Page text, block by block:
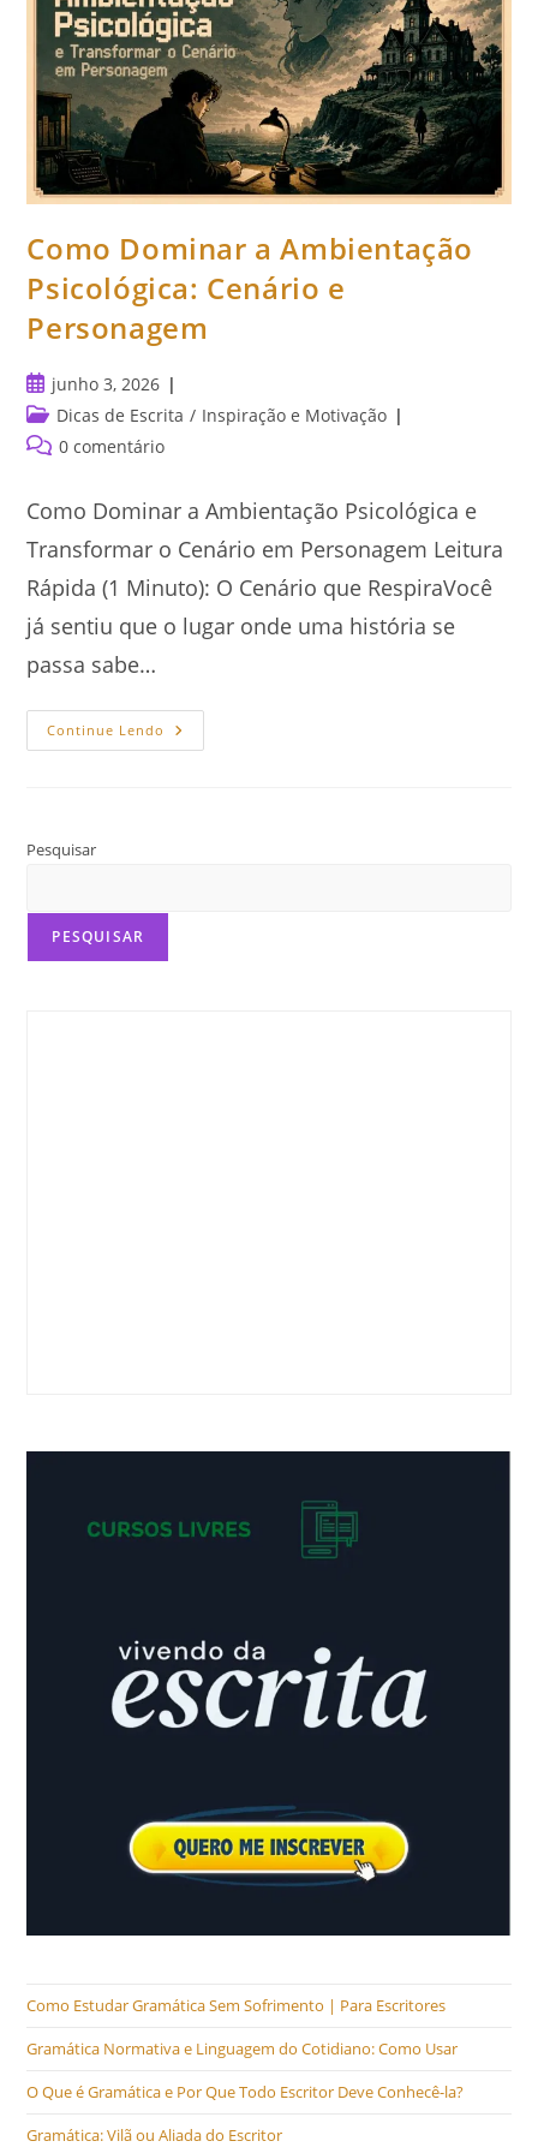
Como Dominar a Ambientação
Psicológica: Cenário e
Personagem
Post
publicado:
junho 3, 2026
Categoria
do
Dicas de Escrita / Inspiração e Motivação
Comentários
0 comentário
Como Dominar a Ambientação Psicológica e
Transformar o Cenário em Personagem Leitura
Rápida (1 Minuto): O Cenário que RespiraVocê
já sentiu que o lugar onde uma história se
passa sabe…
Continue Lendo Como
Dominar
Pesquisar
PESQUISAR
Como Estudar Gramática Sem Sofrimento | Para Escritores
Gramática Normativa e Linguagem do Cotidiano: Como Usar
O Que é Gramática e Por Que Todo Escritor Deve Conhecê-la?
Gramática: Vilã ou Aliada do Escritor